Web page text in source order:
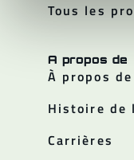
Tous les
A propos de
À propos
Histoire de
Carrières